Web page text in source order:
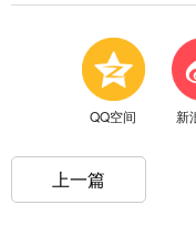
QQ空间 新
上一篇